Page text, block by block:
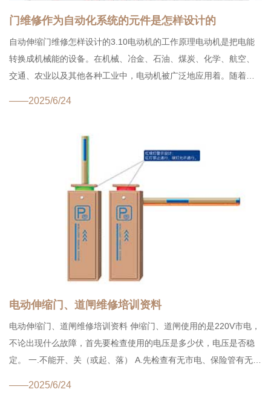
门维修作为自动化系统的元件是怎样设计的
自动伸缩门维修怎样设计的3.10电动机的工作原理电动机是把电能
转换成机械能的设备。在机械、冶金、石油、煤炭、化学、航空、
交通、农业以及其他各种工业中，电动机被广泛地应用着。随着工
——2025/6/24
电动伸缩门、道闸维修培训资料
电动伸缩门、道闸维修培训资料 伸缩门、道闸使用的是220V市电，
不论出现什么故障，首先要检查使用的电压是多少伏，电压是否稳
定。 一.不能开、关（或起、落） A.先检查有无市电、保险管有无烧
——2025/6/24